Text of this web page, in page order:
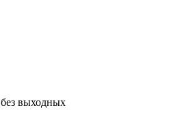
без выходных